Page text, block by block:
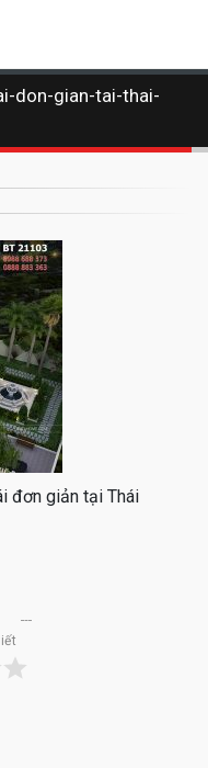
don-gian-tai-thai-
đơn giản tại Thái